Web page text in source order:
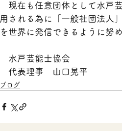
現在も任意団体として水戸
用される為に「一般社団法人
を世界に発信できるように努め
水戸芸能士協会
代表理事　山口晃平
ブログ